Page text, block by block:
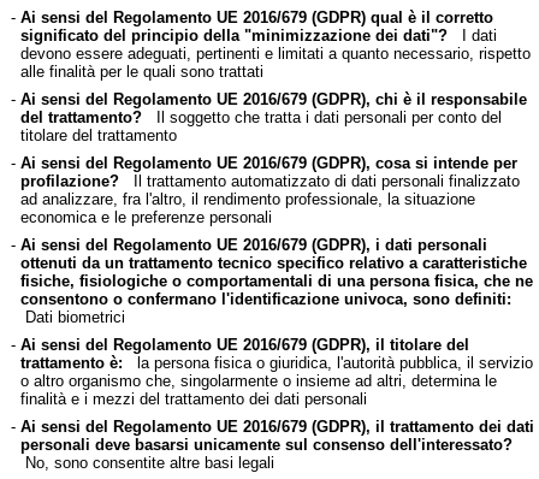
- Ai sensi del Regolamento UE 2016/679 (GDPR) qual è il corretto
significato del principio della "minimizzazione dei dati"?I dati
devono essere adeguati, pertinenti e limitati a quanto necessario, rispetto
alle finalità per le quali sono trattati
- Ai sensi del Regolamento UE 2016/679 (GDPR), chi è il responsabile
del trattamento?Il soggetto che tratta i dati personali per conto del
titolare del trattamento
- Ai sensi del Regolamento UE 2016/679 (GDPR), cosa si intende per
profilazione?Il trattamento automatizzato di dati personali finalizzato
ad analizzare, fra l'altro, il rendimento professionale, la situazione
economica e le preferenze personali
- Ai sensi del Regolamento UE 2016/679 (GDPR), i dati personali
ottenuti da un trattamento tecnico specifico relativo a caratteristiche
fisiche, fisiologiche o comportamentali di una persona fisica, che ne
consentono o confermano l'identificazione univoca, sono definiti:
Dati biometrici
- Ai sensi del Regolamento UE 2016/679 (GDPR), il titolare del
trattamento è: la persona fisica o giuridica, l'autorità pubblica, il servizio
o altro organismo che, singolarmente o insieme ad altri, determina le
finalità e i mezzi del trattamento dei dati personali
- Ai sensi del Regolamento UE 2016/679 (GDPR), il trattamento dei dati
personali deve basarsi unicamente sul consenso dell'interessato?
No, sono consentite altre basi legali